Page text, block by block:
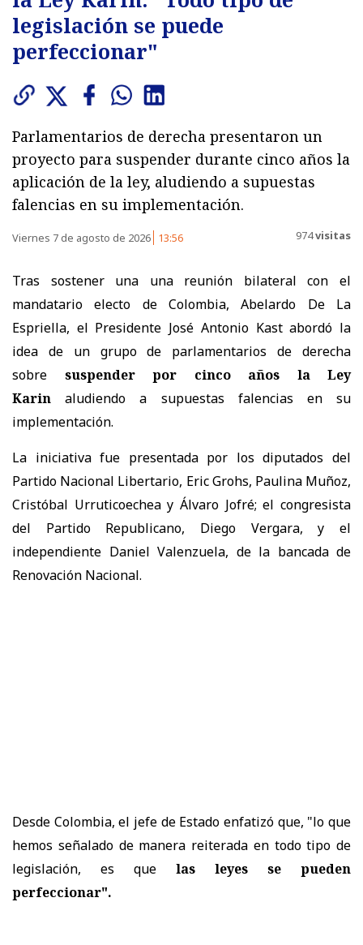
legislación se puede
perfeccionar"
Parlamentarios de derecha presentaron un
proyecto para suspender durante cinco años la
aplicación de la ley, aludiendo a supuestas
falencias en su implementación.
Viernes 7 de agosto de 2026 13:56 974visitas
Tras sostener una una reunión bilateral con el
mandatario electo de Colombia, Abelardo De La
Espriella, el Presidente José Antonio Kast abordó la
idea de un grupo de parlamentarios de derecha
sobre suspender por cinco años la Ley
Karin aludiendo a supuestas falencias en su
implementación.
La iniciativa fue presentada por los diputados del
Partido Nacional Libertario, Eric Grohs, Paulina Muñoz,
Cristóbal Urruticoechea y Álvaro Jofré; el congresista
del Partido Republicano, Diego Vergara, y el
independiente Daniel Valenzuela, de la bancada de
Renovación Nacional.
Desde Colombia, el jefe de Estado enfatizó que, "lo que
hemos señalado de manera reiterada en todo tipo de
legislación, es que las leyes se pueden
perfeccionar".